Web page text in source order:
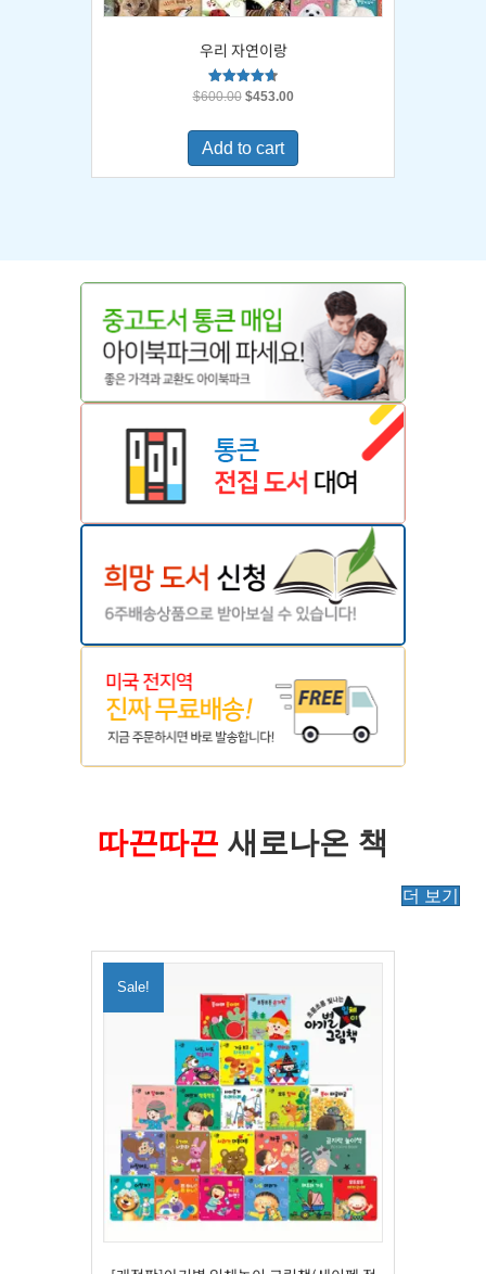
우리 자연이랑
Rated
$600.00 Original
was:
$600.00.
$453.00Current
is:
Add to cart
따끈따끈 새로나온 책
더 보기
Sale!